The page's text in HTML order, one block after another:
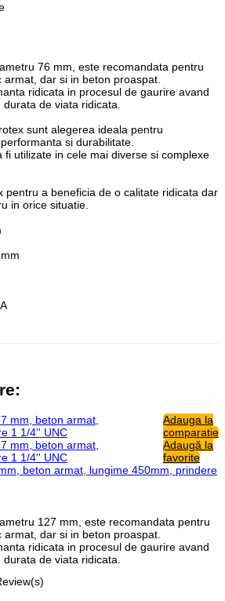
76 mm, este recomandata pentru
dar si in beton proaspat.
ridicata in procesul de gaurire avand
de viata ridicata.
sunt alegerea ideala pentru
si durabilitate.
fi utilizate in cele mai diverse si complexe
pentru a beneficia de o calitate ridicata dar
in orice situatie.
Adauga la
comparatie
Adaugă la
favorite
beton armat, lungime 450mm, prindere
127 mm, este recomandata pentru
dar si in beton proaspat.
ridicata in procesul de gaurire avand
de viata ridicata.